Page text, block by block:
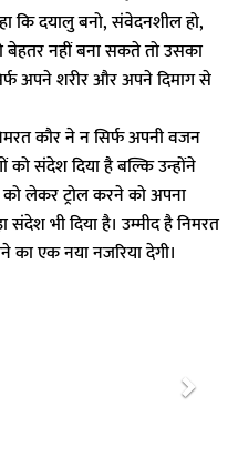
कि दयालु बनो, संवेदनशील हो,
नहीं बना सकते तो उसका
अपने शरीर और अपने दिमाग से
कौर ने न सिर्फ अपनी वजन
को संदेश दिया है बल्कि उन्होंने
लेकर ट्रोल करने को अपना
भी दिया है। उम्मीद है निमरत
का एक नया नजरिया देगी।
N